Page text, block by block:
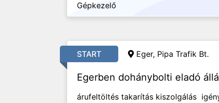
Gépkezelő
START Eger, Pipa Trafik Bt.
Egerben dohánybolti eladó
árufeltöltés takarítás kiszolgálás